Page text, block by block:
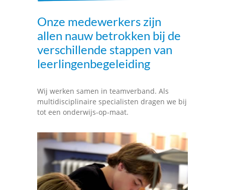
Onze medewerkers zijn
allen nauw betrokken bij de
verschillende stappen van
leerlingenbegeleiding
Wij werken samen in teamverband. Als
multidisciplinaire specialisten dragen we bij
tot een onderwijs-op-maat.